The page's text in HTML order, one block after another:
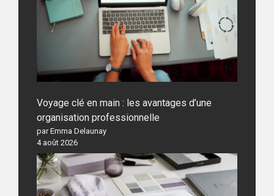
Voyage clé en main : les avantages d’une
organisation professionnelle
par Emma Delaunay
4 août 2026